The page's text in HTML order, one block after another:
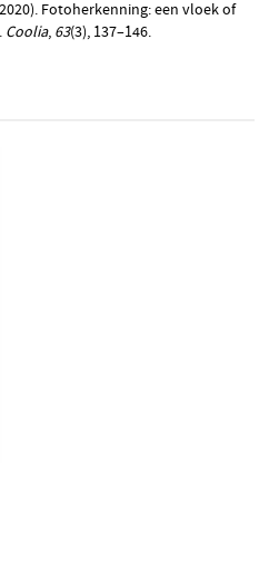
Fotoherkenning: een vloek of
Coolia, 63(3), 137–146.